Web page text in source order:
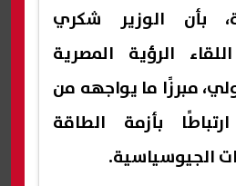
بأن الوزير شكري
الرؤية المصرية
مبرزًا ما يواجهه من
بأزمة الطاقة
الجيوسياسية.